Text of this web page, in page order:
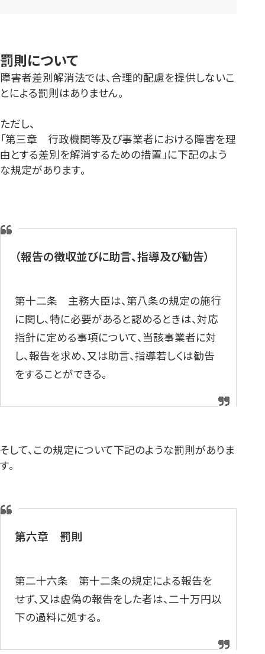
罰則について
障害者差別解消法では、合理的配慮を提供しないこ
とによる罰則はありません。
ただし、
「第三章 行政機関等及び事業者における障害を理
由とする差別を解消するための措置」に下記のよう
な規定があります。
（報告の徴収並びに助言、指導及び勧告）
第十二条 主務大臣は、第八条の規定の施行
に関し、特に必要があると認めるときは、対応
指針に定める事項について、当該事業者に対
し、報告を求め、又は助言、指導若しくは勧告
をすることができる。
そして、この規定について下記のような罰則がありま
す。
第六章 罰則
第二十六条 第十二条の規定による報告を
せず、又は虚偽の報告をした者は、二十万円以
下の過料に処する。